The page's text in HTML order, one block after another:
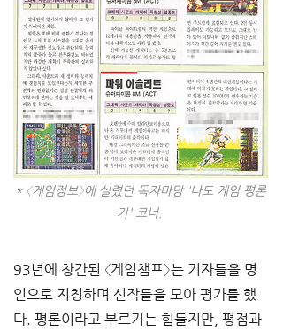
* 〈게임정보〉에 실렸던 독자마당 '나도 게임 평론
가' 코너.
93년에 창간된 〈게임챔프〉는 기자들을 명
인으로 지칭하며 신작들을 모아 평가를 했
다. 평론이라고 부르기는 힘들지만, 평점과